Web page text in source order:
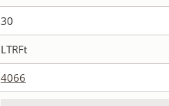
30
LTRFt
4066